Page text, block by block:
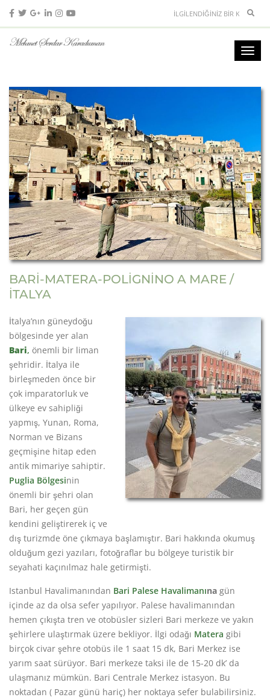
BARİ-MATERA-POLİGNİNO A MARE /
İTALYA
İtalya’nın güneydoğu
bölgesinde yer alan
Bari, önemli bir liman
şehridir. İtalya ile
birleşmeden önce bir
çok imparatorluk ve
ülkeye ev sahipliği
yapmış, Yunan, Roma,
Norman ve Bizans
geçmişine hitap eden
antik mimariye sahiptir.
Puglia Bölgesinin
önemli bir şehri olan
Bari, her geçen gün
kendini geliştirerek iç ve
dış turizmde öne çıkmaya başlamıştır. Bari hakkında okumuş
olduğum gezi yazıları, fotoğraflar bu bölgeye turistik bir
seyahati kaçınılmaz hale getirmişti.
Istanbul Havalimanından Bari Palese Havalimanına gün
içinde az da olsa sefer yapılıyor. Palese havalimanından
hemen çıkışta tren ve otobüsler sizleri Bari merkeze ve yakın
şehirlere ulaştırmak üzere bekliyor. İlgi odağı Matera gibi
birçok civar şehre otobüs ile 1 saat 15 dk, Bari Merkez ise
yarım saat sürüyor. Bari merkeze taksi ile de 15-20 dk’ da
ulaşmanız mümkün. Bari Centrale Merkez istasyon. Bu
noktadan ( Pazar günü hariç) her noktaya sefer bulabilirsiniz.